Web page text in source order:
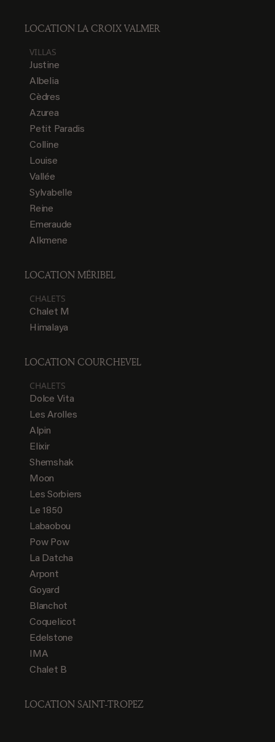
LOCATION LA CROIX VALMER
VILLAS
Justine
Albelia
Cèdres
Azurea
Petit Paradis
Colline
Louise
Vallée
Sylvabelle
Reine
Emeraude
Alkmene
LOCATION MÉRIBEL
CHALETS
Chalet M
Himalaya
LOCATION COURCHEVEL
CHALETS
Dolce Vita
Les Arolles
Alpin
Elixir
Shemshak
Moon
Les Sorbiers
Le 1850
Labaobou
Pow Pow
La Datcha
Arpont
Goyard
Blanchot
Coquelicot
Edelstone
IMA
Chalet B
LOCATION SAINT-TROPEZ